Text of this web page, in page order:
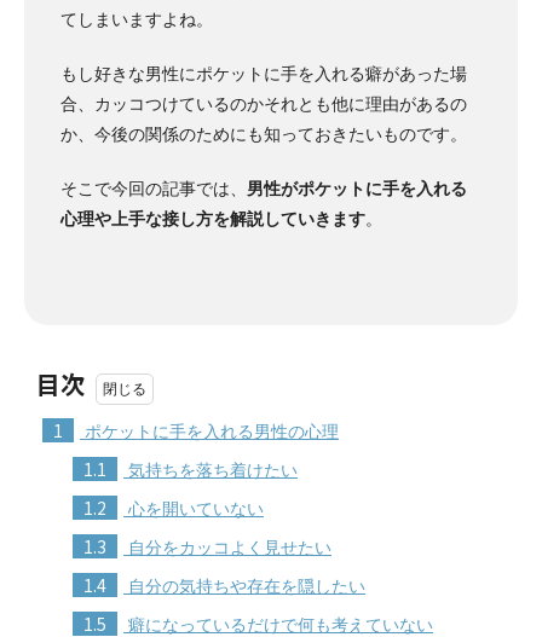
てしまいますよね。
もし好きな男性にポケットに手を入れる癖があった場
合、カッコつけているのかそれとも他に理由があるの
か、今後の関係のためにも知っておきたいものです。
そこで今回の記事では、 男性がポケットに手を入れる
心理や上手な接し方を解説していきます。
目次
1 ポケットに手を入れる男性の心理
1.1 気持ちを落ち着けたい
1.2 心を開いていない
1.3 自分をカッコよく見せたい
1.4 自分の気持ちや存在を隠したい
1.5 癖になっているだけで何も考えていない